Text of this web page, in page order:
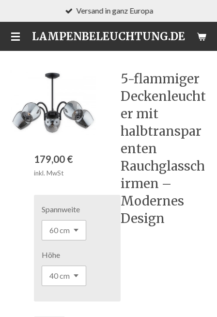
Hauptinhalt
springenLAMPENBELEUCHTUNG.DE
Versand in ganz Europa
5-flammiger
Deckenleucht
er mit
halbtranspar
enten
Rauchglassch
irmen –
Modernes
Design
179,00 €
inkl. MwSt
Spannweite
Höhe